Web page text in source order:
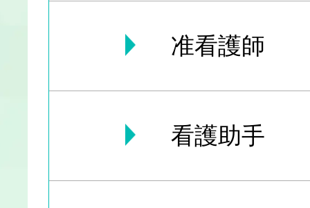
准看護師
看護助手